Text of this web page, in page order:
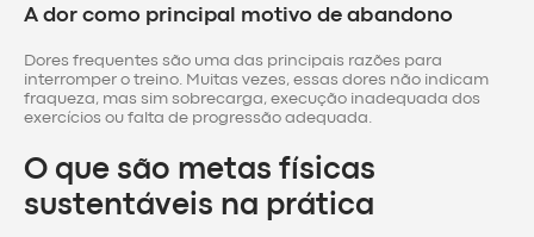
A dor como principal motivo de abandono
Dores frequentes são uma das principais razões para
interromper o treino. Muitas vezes, essas dores não indicam
fraqueza, mas sim sobrecarga, execução inadequada dos
exercícios ou falta de progressão adequada.
O que são metas físicas
sustentáveis na prática